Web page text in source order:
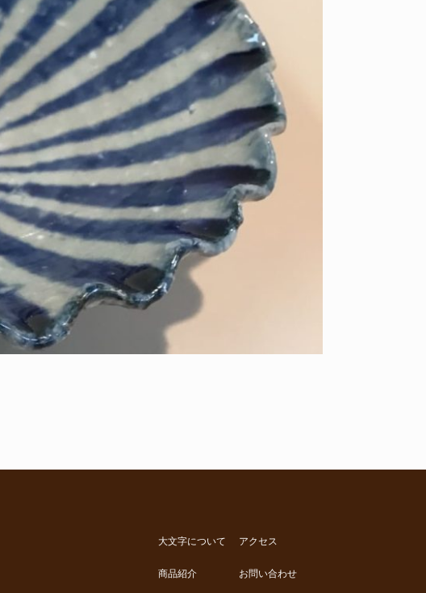
大文字について
商品紹介
アクセス
お問い合わせ